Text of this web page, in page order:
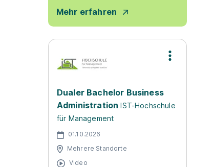
Mehr erfahren
Dualer Bachelor Business
Administration IST-Hochschule
für Management
01.10.2026
Mehrere Standorte
Video